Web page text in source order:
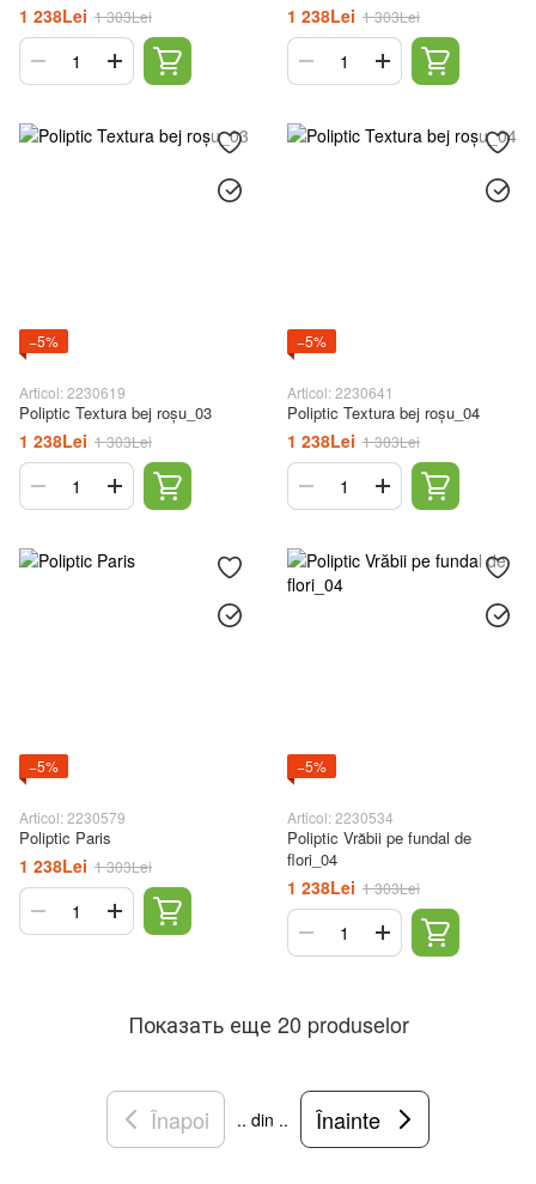
1 238Lei 1 303Lei 1 238Lei 1 303Lei
−5%
Articol: 2230619
Poliptic Textura bej roșu_03
1 238Lei 1 303Lei
−5%
Articol: 2230641
Poliptic Textura bej roșu_04
1 238Lei 1 303Lei
−5%
Articol: 2230579
Poliptic Paris
1 238Lei 1 303Lei
−5%
Articol: 2230534
Poliptic Vrăbii pe fundal de
flori_04
1 238Lei 1 303Lei
Показать еще 20 produselor
Înapoi .. din .. Înainte